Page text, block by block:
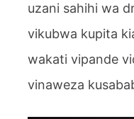
uzani sahihi wa
vikubwa kupita
wakati vipande
vinaweza